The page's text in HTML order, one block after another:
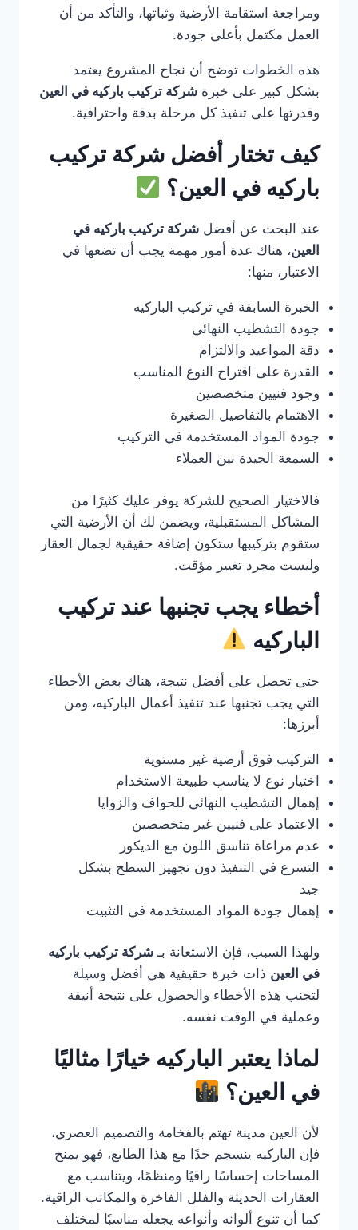
ومراجعة استقامة الأرضية وثباتها، والتأكد من أن
العمل مكتمل بأعلى جودة.
هذه الخطوات توضح أن نجاح المشروع يعتمد
بشكل كبير على خبرة شركة تركيب باركيه في العين
وقدرتها على تنفيذ كل مرحلة بدقة واحترافية.
كيف تختار أفضل شركة تركيب
باركيه في العين؟
عند البحث عن أفضل شركة تركيب باركيه في
العين، هناك عدة أمور مهمة يجب أن تضعها في
الاعتبار، منها:
الخبرة السابقة في تركيب الباركيه
جودة التشطيب النهائي
دقة المواعيد والالتزام
القدرة على اقتراح النوع المناسب
وجود فنيين متخصصين
الاهتمام بالتفاصيل الصغيرة
جودة المواد المستخدمة في التركيب
السمعة الجيدة بين العملاء
فالاختيار الصحيح للشركة يوفر عليك كثيرًا من
المشاكل المستقبلية، ويضمن لك أن الأرضية التي
ستقوم بتركيبها ستكون إضافة حقيقية لجمال العقار
وليست مجرد تغيير مؤقت.
أخطاء يجب تجنبها عند تركيب
الباركيه
حتى تحصل على أفضل نتيجة، هناك بعض الأخطاء
التي يجب تجنبها عند تنفيذ أعمال الباركيه، ومن
أبرزها:
التركيب فوق أرضية غير مستوية
اختيار نوع لا يناسب طبيعة الاستخدام
إهمال التشطيب النهائي للحواف والزوايا
الاعتماد على فنيين غير متخصصين
عدم مراعاة تناسق اللون مع الديكور
التسرع في التنفيذ دون تجهيز السطح بشكل
جيد
إهمال جودة المواد المستخدمة في التثبيت
ولهذا السبب، فإن الاستعانة بـ شركة تركيب باركيه
في العين ذات خبرة حقيقية هي أفضل وسيلة
لتجنب هذه الأخطاء والحصول على نتيجة أنيقة
وعملية في الوقت نفسه.
لماذا يعتبر الباركيه خيارًا مثاليًا
في العين؟
لأن العين مدينة تهتم بالفخامة والتصميم العصري،
فإن الباركيه ينسجم جدًا مع هذا الطابع، فهو يمنح
المساحات إحساسًا راقيًا ومنظمًا، ويتناسب مع
العقارات الحديثة والفلل الفاخرة والمكاتب الراقية.
كما أن تنوع ألوانه وأنواعه يجعله مناسبًا لمختلف